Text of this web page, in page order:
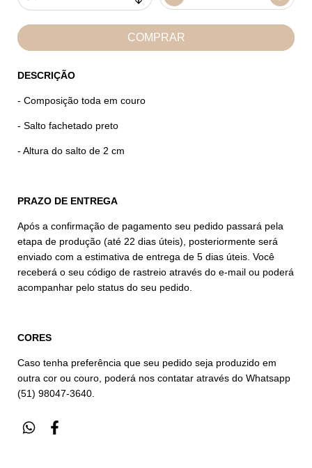
DESCRIÇÃO
- Composição toda em couro
- Salto fachetado preto
- Altura do salto de 2 cm
PRAZO DE ENTREGA
Após a confirmação de pagamento seu pedido passará pela
etapa de produção (até 22 dias úteis), posteriormente será
enviado com a estimativa de entrega de 5 dias úteis. Você
receberá o seu código de rastreio através do e-mail ou poderá
acompanhar pelo status do seu pedido.
CORES
Caso tenha preferência que seu pedido seja produzido em
outra cor ou couro, poderá nos contatar através do Whatsapp
(51) 98047-3640.